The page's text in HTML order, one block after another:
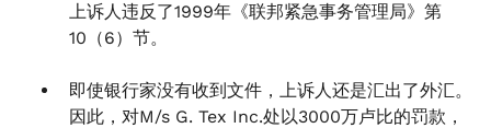
上诉人违反了1999年《联邦紧急事务管理局》第
10（6）节。
即使银行家没有收到文件，上诉人还是汇出了外汇。
因此，对M/s G. Tex Inc.处以3000万卢比的罚款，